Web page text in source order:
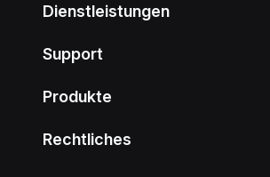
Dienstleistungen
Support
Produkte
Rechtliches